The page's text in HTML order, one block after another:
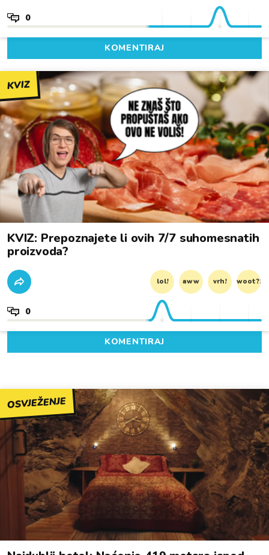
0
KOMENTIRAJ
KVIZ
KVIZ: Prepoznajete li ovih 7/7 suhomesnatih
proizvoda?
lol! aww vrh! woot?!
0
KOMENTIRAJ
OSVJEŽENJE